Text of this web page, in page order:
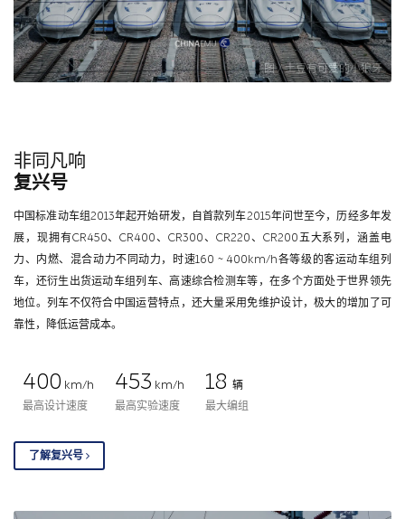
图 / 土豆有可爱的小狼牙
非同凡响
复兴号
中国标准动车组2013年起开始研发，自首款列车2015年问世至今，历经多年发
展，现拥有CR450、CR400、CR300、CR220、CR200五大系列，涵盖电
力、内燃、混合动力不同动力，时速160 ~ 400km/h各等级的客运动车组列
车，还衍生出货运动车组列车、高速综合检测车等，在多个方面处于世界领先
地位。列车不仅符合中国运营特点，还大量采用免维护设计，极大的增加了可
靠性，降低运营成本。
400 km/h
最高设计速度
453 km/h
最高实验速度
18 辆
最大编组
了解复兴号